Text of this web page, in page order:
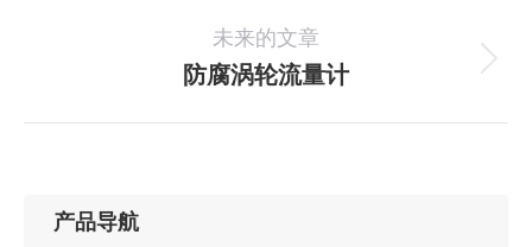
个
项
未来的文章
下
防腐涡轮流量计
产品导航